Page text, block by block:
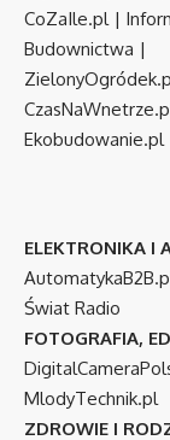
CoZaIle.pl|
Budownictwa |
Ekobudowanie.pl
ELEKTRONIKA I
Świat Radio
FOTOGRAFIA,
MlodyTechnik.pl
ZDROWIE I